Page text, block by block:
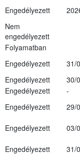
Engedélyezett
Nem
engedélyezett
Folyamatban
Engedélyezett
31/
Engedélyezett
30/
Engedélyezett
-
Engedélyezett
29/
Engedélyezett
03/
Engedélyezett 31/